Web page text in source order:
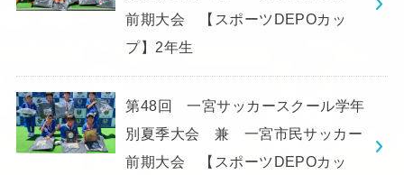
前期大会 【スポーツDEPOカッ
プ】2年生
第48回 一宮サッカースクール学年
別夏季大会 兼 一宮市民サッカー
前期大会 【スポーツDEPOカッ